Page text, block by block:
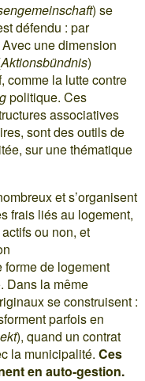
) se
défendu : par
une dimension
Aktionsbündnis)
comme la lutte contre
politique. Ces
associatives
sont des outils de
sur une thématique
et s’organisent
frais liés au logement,
ou non, et
de logement
Dans la même
se construisent :
parfois en
), quand un contrat
la municipalité. Ces
en auto-gestion.